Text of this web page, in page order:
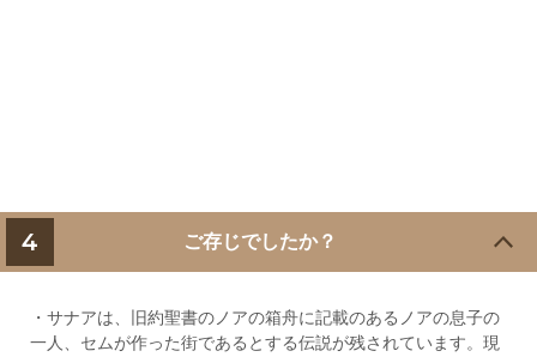
4 ご存じでしたか？
・サナアは、旧約聖書のノアの箱舟に記載のあるノアの息子の
一人、セムが作った街であるとする伝説が残されています。現